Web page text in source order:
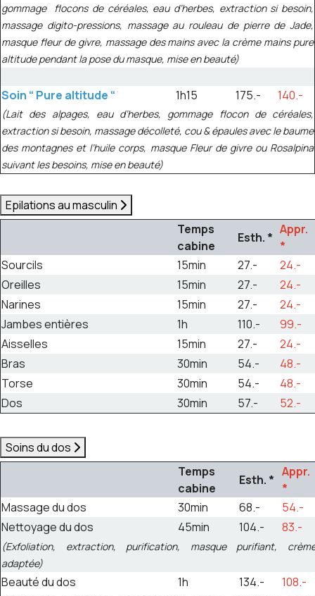
gommage flocons de céréales, eau d’herbes, extraction si besoin,
massage digito-pressions, massage au rouleau de pierre de Jade,
masque fleur de givre, massage des mains avec la crème mains pure
altitude pendant la pose du masque, mise en beauté)
Soin “ Pure altitude “ 1h15 175.- 140.-
(Lait des alpages, eau d’herbes, gommage flocon de céréales,
extraction si besoin, massage décolleté, cou & épaules avec le baume
des montagnes et l’huile corps, masque Fleur de givre ou Rosalpina
suivant les besoins, mise en beauté)
Epilations au masculin
Temps
cabine
Esth. *
Appr.
*
Sourcils
15min 27.-
24.-
Oreilles
15min 27.-
24.-
Narines
15min 27.-
24.-
Jambes entières
1h 110.-
99.-
Aisselles
15min 27.-
24.-
Bras
30min 54.-
48.-
Torse
30min 54.-
48.-
Dos
30min 57.- 52.-
Soins du dos
Temps
cabine
Esth. *
Appr.
*
Massage du dos
30min 68.-
54.-
Nettoyage du dos
45min 104.- 83.-
(Exfoliation, extraction, purification, masque purifiant,
adaptée)
Beauté du dos 1h 134.- 108.-